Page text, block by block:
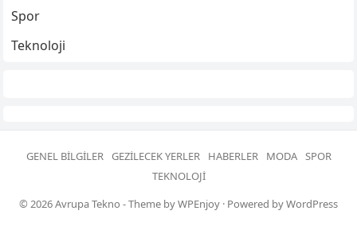
Spor
Teknoloji
GENEL BILGILER GEZILECEK YERLER HABERLER MODA SPOR
TEKNOLOJI
© 2026Avrupa Tekno - Theme byWPEnjoy · Powered byWordPress